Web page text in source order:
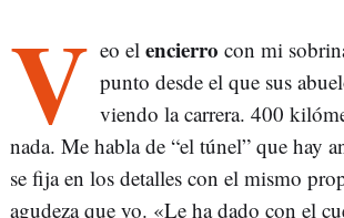
V eo el encierro con mi
punto desde el que sus
viendo la carrera. 400
nada. Me habla de “el túnel” que hay
se fija en los detalles con el mismo
agudeza que yo. «Le ha dado con el